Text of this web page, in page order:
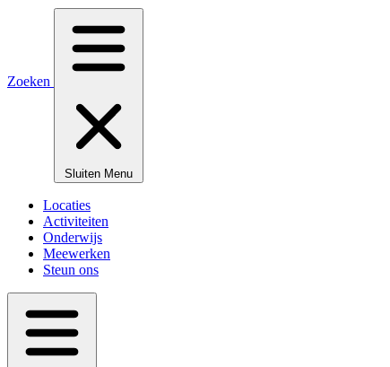
Zoeken
Sluiten Menu
Locaties
Activiteiten
Onderwijs
Meewerken
Steun ons